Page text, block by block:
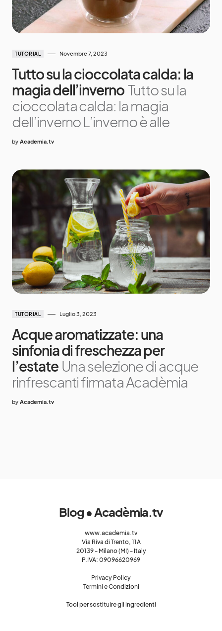
TUTORIAL Novembre 7, 2023
Tutto su la cioccolata calda: la
magia dell’inverno Tutto su la
cioccolata calda: la magia
dell’inverno L’inverno è alle
by Academia.tv
TUTORIAL Luglio 3, 2023
Acque aromatizzate: una
sinfonia di freschezza per
l’estate Una selezione di acque
rinfrescanti firmata Acadèmia
by Academia.tv
Blog • Acadèmia.tv
www.academia.tv
Via Riva di Trento, 11A
20139 - Milano (MI) - Italy
P.IVA: 09096620969
Privacy Policy
Termini e Condizioni
Tool per sostituire gli ingredienti